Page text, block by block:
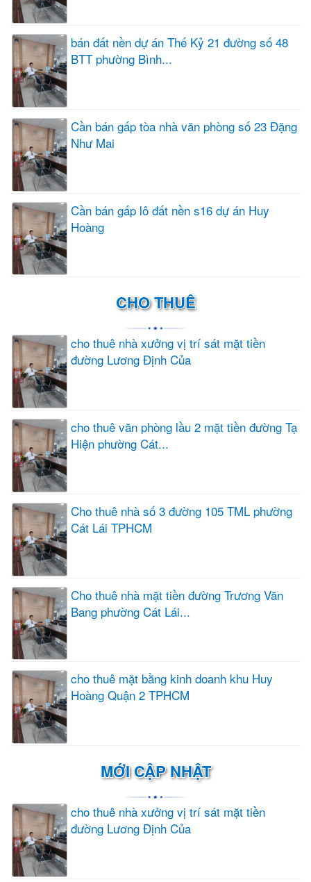
bán đất nền dự án Thế Kỷ 21 đường số 48
BTT phường Bình...
Cần bán gấp tòa nhà văn phòng số 23 Đặng
Như Mai
Cần bán gấp lô đất nền s16 dự án Huy
Hoàng
CHO THUÊ
cho thuê nhà xưởng vị trí sát mặt tiền
đường Lương Định Của
cho thuê văn phòng lầu 2 mặt tiền đường Tạ
Hiện phường Cát...
Cho thuê nhà số 3 đường 105 TML phường
Cát Lái TPHCM
Cho thuê nhà mặt tiền đường Trương Văn
Bang phường Cát Lái...
cho thuê mặt bằng kinh doanh khu Huy
Hoàng Quận 2 TPHCM
MỚI CẬP NHẬT
cho thuê nhà xưởng vị trí sát mặt tiền
đường Lương Định Của